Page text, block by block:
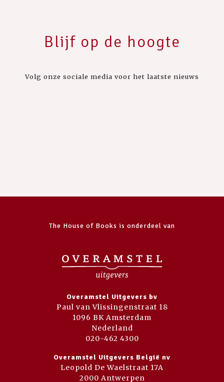
Blijf op de hoogte
Volg onze sociale media voor het laatste nieuws
The House of Books is onderdeel van
Overamstel Uitgevers bv
Paul van Vlissingenstraat 18
1096 BK Amsterdam
Nederland
020-462 4300
Overamstel Uitgevers België nv
Leopold De Waelstraat 17A
2000 Antwerpen